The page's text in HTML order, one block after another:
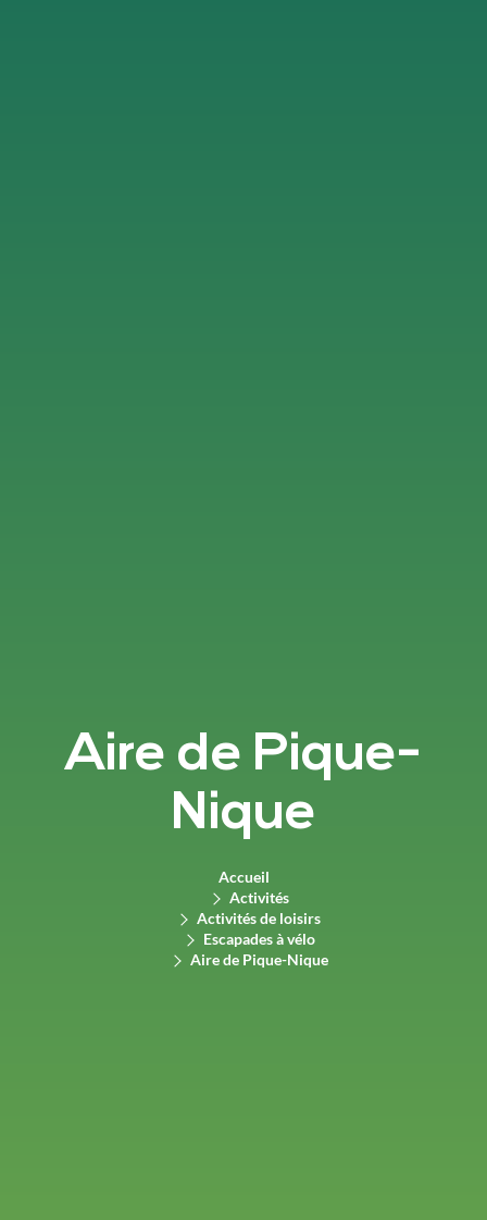
Aire de Pique-
Nique
Accueil
Activités
Activités de loisirs
Escapades à vélo
Aire de Pique-Nique